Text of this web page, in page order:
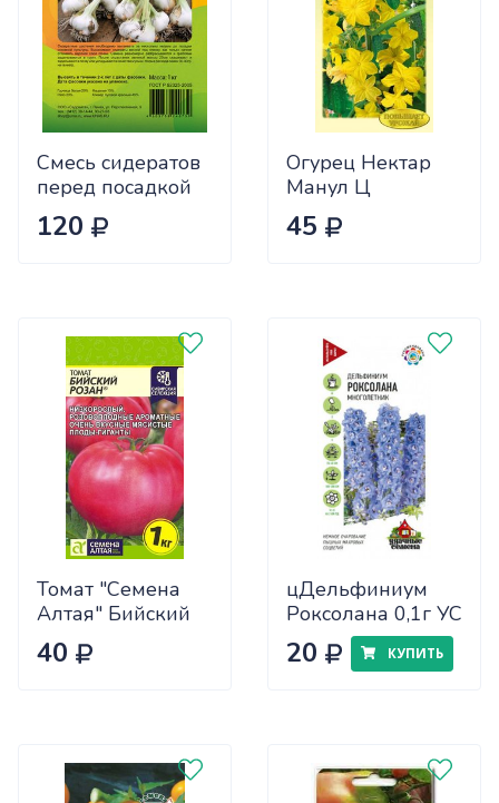
Смесь сидератов
перед посадкой
чеснока 0,5кг
САДОВИТА
120
Огурец Нектар
Манул Ц
45
Томат "Семена
Алтая" Бийский
Розан 0,05
40
цДельфиниум
Роксолана 0,1г УС
20 КУПИТЬ